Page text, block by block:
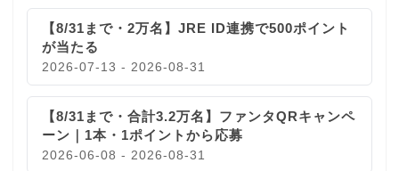
【8/31まで・2万名】JRE ID連携で500ポイント
が当たる
2026-07-13 - 2026-08-31
【8/31まで・合計3.2万名】ファンタQRキャンペ
ーン｜1本・1ポイントから応募
2026-06-08 - 2026-08-31